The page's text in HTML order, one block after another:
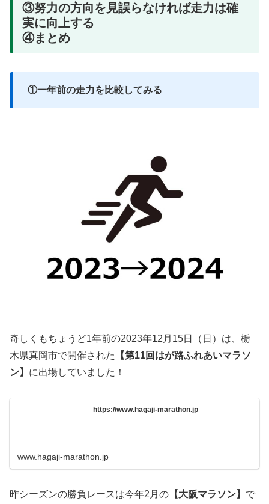
③努力の方向を見誤らなければ走力は確
実に向上する
④まとめ
①一年前の走力を比較してみる
奇しくもちょうど1年前の2023年12月15日（日）は、栃
木県真岡市で開催された
【第11回はが路ふれあいマラソ
ン】 に出場していました！
https://www.hagaji-marathon.jp
www.hagaji-marathon.jp
昨シーズンの勝負レースは今年2月の 【大阪マラソン】 で